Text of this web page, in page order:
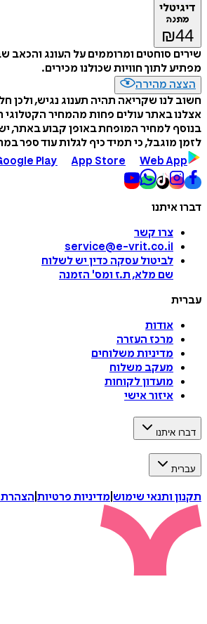
דיגיטלי
מתנה
₪44
שירים סוחטים ומרוממים על העונג
מפתיע לתוך חוויות שכולנו מכירים.
הצצה מהירה
חשוב לנו שקריאה תהיה תענוג נגיש, ולכן
אצלנו באתר עולים פחות מהמחיר
בנוסף למחיר המופחת באופן קבוע באתר,
לזמן מוגבל, כי תמיד כיף לגלות עוד ספר
Play
App Store Web App
דברו איתנו
צרו קשר
service@e-vrit.co.il
לביטול עסקה כדין יש לשלוח
שם מלא, ת.ז ומס' הזמנה
עברית
אודות
מרכז העזרה
מדיניות משלוחים
מעקב משלוח
מועדון לקוחות
איזור אישי
דברו איתנו
עברית
תקנון ותנאי שימוש מדיניות פרטיות הצהרת